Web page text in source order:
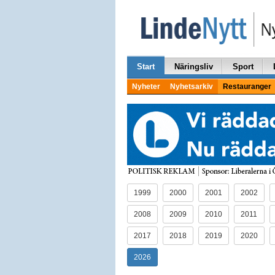
Start Näringsliv Sport
Nyheter Nyhetsarkiv Restauranger
1999 2000 2001 2002
2008 2009 2010 2011
2017 2018 2019 2020
2026